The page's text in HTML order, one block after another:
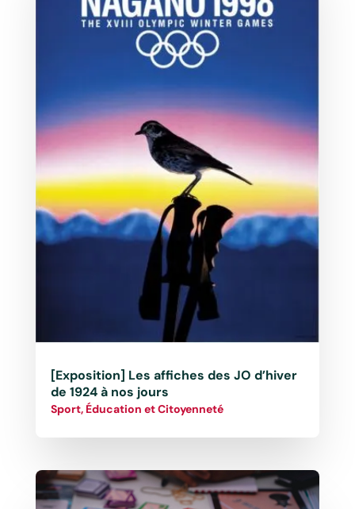
[Exposition] Les affiches des JO d’hiver
de 1924 à nos jours
Sport, Éducation et Citoyenneté